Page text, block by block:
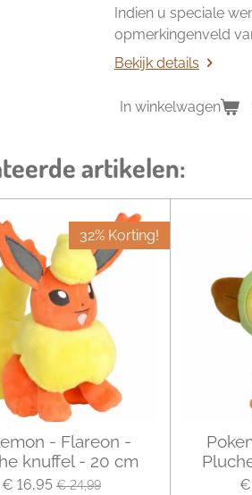
Indien u speciale
opmerkingenveld
Bekijk details
In winkelwagen
artikelen:
32% Korting!
- Flareon -
knuffel - 20 cm
€ 16,95 € 24,99 €